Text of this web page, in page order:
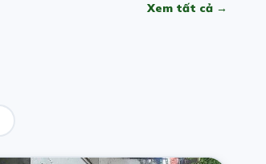
Xem tất cả →